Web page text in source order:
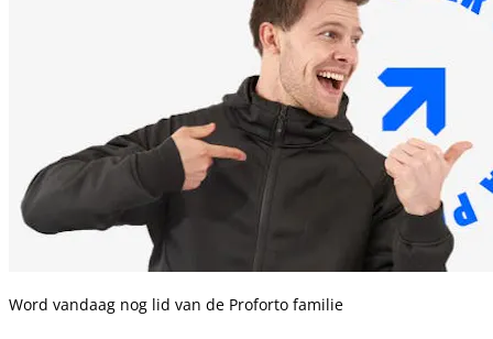
Word vandaag nog lid van de Proforto familie